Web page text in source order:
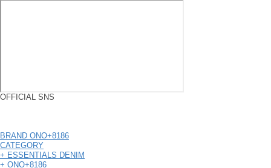
OFFICIAL SNS
BRAND ONO+8186
CATEGORY
+ ESSENTIALS DENIM
+ ONO+8186